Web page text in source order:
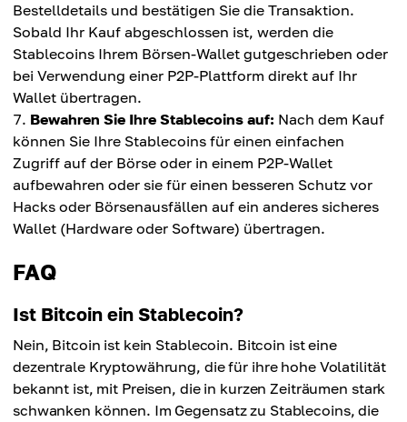
Bestelldetails und bestätigen Sie die Transaktion.
Sobald Ihr Kauf abgeschlossen ist, werden die
Stablecoins Ihrem Börsen-Wallet gutgeschrieben oder
bei Verwendung einer P2P-Plattform direkt auf Ihr
Wallet übertragen.
Bewahren Sie Ihre Stablecoins auf: Nach dem Kauf
können Sie Ihre Stablecoins für einen einfachen
Zugriff auf der Börse oder in einem P2P-Wallet
aufbewahren oder sie für einen besseren Schutz vor
Hacks oder Börsenausfällen auf ein anderes sicheres
Wallet (Hardware oder Software) übertragen.
FAQ
Ist Bitcoin ein Stablecoin?
Nein, Bitcoin ist kein Stablecoin. Bitcoin ist eine
dezentrale Kryptowährung, die für ihre hohe Volatilität
bekannt ist, mit Preisen, die in kurzen Zeiträumen stark
schwanken können. Im Gegensatz zu Stablecoins, die